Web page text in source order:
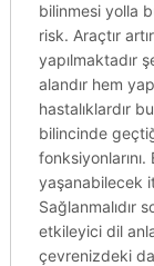
bilinmesi yolla
risk. Araçtır
yapılmaktadır
alandır hem
hastalıklardır
bilincinde
yaşanabilecek
Sağlanmalıdır
etkileyici dil
çevrenizdeki